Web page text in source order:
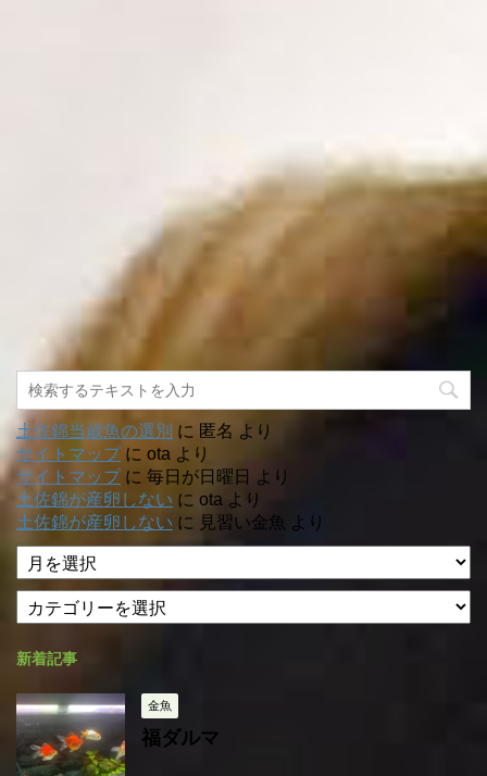
土佐錦当歳魚の選別 に 匿名 より
サイトマップに ota より
サイトマップに 毎日が日曜日 より
土佐錦が産卵しない に ota より
土佐錦が産卵しない に 見習い金魚 より
ア
ー
イ
テ
リ
ー
新着記事
金魚
福ダルマ